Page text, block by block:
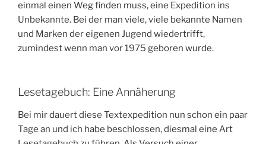
einmal einen Weg finden muss, eine Expedition ins
Unbekannte. Bei der man viele, viele bekannte Namen
und Marken der eigenen Jugend wiedertrifft,
zumindest wenn man vor 1975 geboren wurde.
Lesetagebuch: Eine Annäherung
Bei mir dauert diese Textexpedition nun schon ein paar
Tage an und ich habe beschlossen, diesmal eine Art